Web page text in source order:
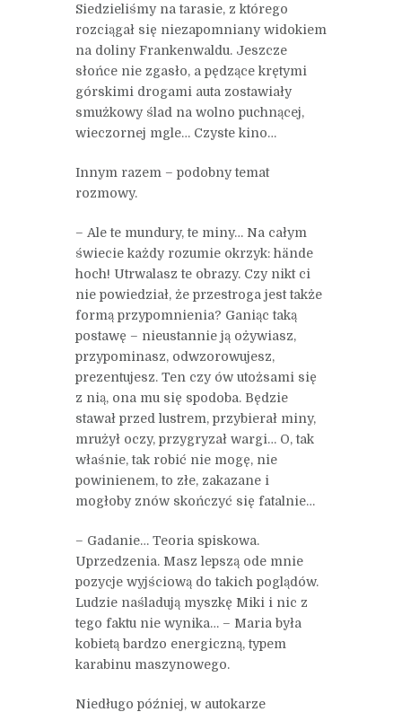
Siedzieliśmy na tarasie, z którego
rozciągał się niezapomniany widokiem
na doliny Frankenwaldu. Jeszcze
słońce nie zgasło, a pędzące krętymi
górskimi drogami auta zostawiały
smużkowy ślad na wolno puchnącej,
wieczornej mgle… Czyste kino…
Innym razem – podobny temat
rozmowy.
– Ale te mundury, te miny… Na całym
świecie każdy rozumie okrzyk: hände
hoch! Utrwalasz te obrazy. Czy nikt ci
nie powiedział, że przestroga jest także
formą przypomnienia? Ganiąc taką
postawę – nieustannie ją ożywiasz,
przypominasz, odwzorowujesz,
prezentujesz. Ten czy ów utożsami się
z nią, ona mu się spodoba. Będzie
stawał przed lustrem, przybierał miny,
mrużył oczy, przygryzał wargi… O, tak
właśnie, tak robić nie mogę, nie
powinienem, to złe, zakazane i
mogłoby znów skończyć się fatalnie…
– Gadanie… Teoria spiskowa.
Uprzedzenia. Masz lepszą ode mnie
pozycje wyjściową do takich poglądów.
Ludzie naśladują myszkę Miki i nic z
tego faktu nie wynika… – Maria była
kobietą bardzo energiczną, typem
karabinu maszynowego.
Niedługo później, w autokarze